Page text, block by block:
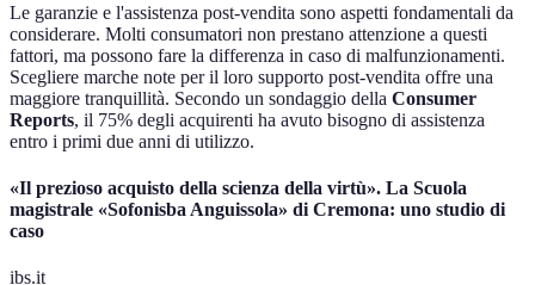
Le garanzie e l'assistenza post-vendita sono aspetti fondamentali da
considerare. Molti consumatori non prestano attenzione a questi
fattori, ma possono fare la differenza in caso di malfunzionamenti.
Scegliere marche note per il loro supporto post-vendita offre una
maggiore tranquillità. Secondo un sondaggio della Consumer
Reports, il 75% degli acquirenti ha avuto bisogno di assistenza
entro i primi due anni di utilizzo.
«Il prezioso acquisto della scienza della virtù». La Scuola
magistrale «Sofonisba Anguissola» di Cremona: uno studio di
caso
ibs.it